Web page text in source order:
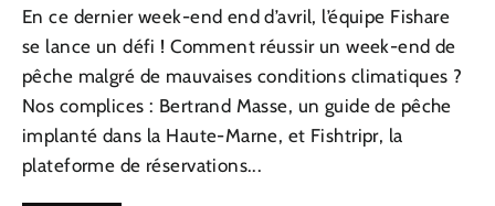
En ce dernier week-end end d’avril, l’équipe Fishare
se lance un défi ! Comment réussir un week-end de
pêche malgré de mauvaises conditions climatiques ?
Nos complices : Bertrand Masse, un guide de pêche
implanté dans la Haute-Marne, et Fishtripr, la
plateforme de réservations...